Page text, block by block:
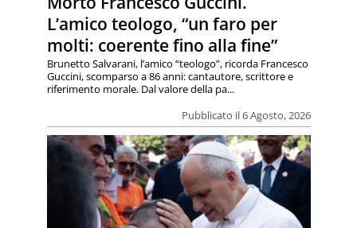
L’amico teologo, “un faro per
molti: coerente fino alla fine”
Pubblicato il 6 Agosto, 2026
Brunetto Salvarani, l’amico “teologo”, ricorda Francesco
Guccini, scomparso a 86 anni: cantautore, scrittore e
riferimento morale. Dal valore della pa...